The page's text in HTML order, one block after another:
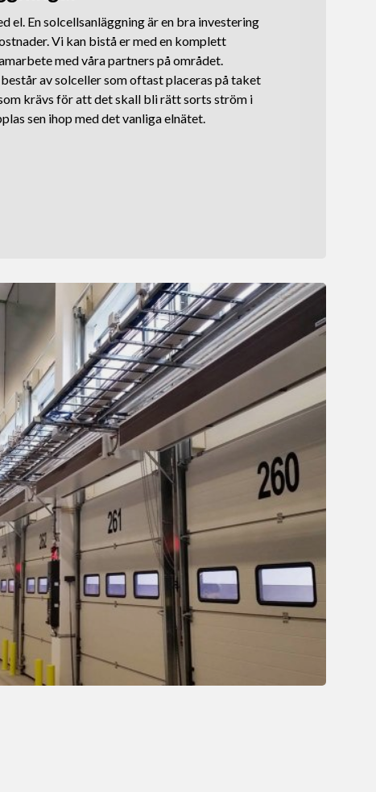
el. En solcellsanläggning är en bra investering
Vi kan bistå er med en komplett
med våra partners på området.
av solceller som oftast placeras på taket
krävs för att det skall bli rätt sorts ström i
sen ihop med det vanliga elnätet.